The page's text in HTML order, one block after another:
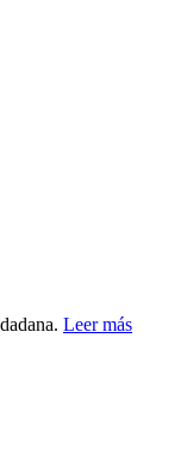
Leer más